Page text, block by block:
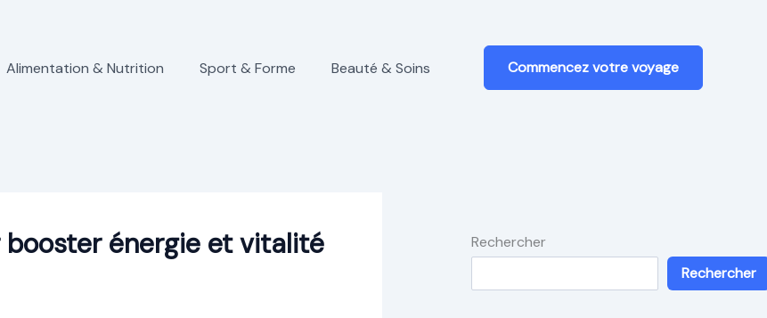
Alimentation & Nutrition Sport & Forme Beauté & Soins Commencez votre voyage
énergie et vitalité
Rechercher
Rechercher